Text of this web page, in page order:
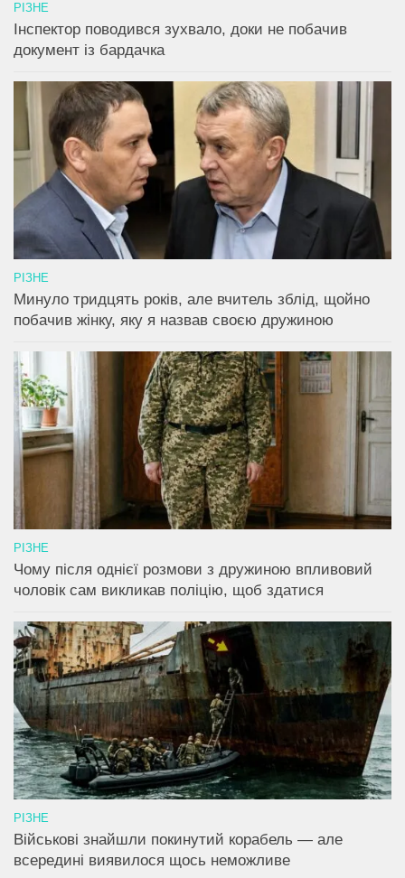
РІЗНЕ
Інспектор поводився зухвало, доки не побачив
документ із бардачка
РІЗНЕ
Минуло тридцять років, але вчитель зблід, щойно
побачив жінку, яку я назвав своєю дружиною
РІЗНЕ
Чому після однієї розмови з дружиною впливовий
чоловік сам викликав поліцію, щоб здатися
РІЗНЕ
Військові знайшли покинутий корабель — але
всередині виявилося щось неможливе